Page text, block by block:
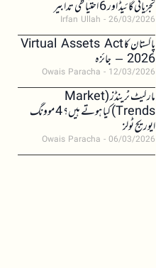
تجزیاتی گائیڈ اور 6 احتیاطی تدابیر
Irfan Ullah 26/03/2026
پاکستان کا Virtual Assets Act
2026 – جائزہ
Owais Paracha 12/03/2026
مارکیٹ ٹرینڈز (Market
Trends) کیا ہوتے ہیں؟ 4 موونگ
ایوریج ٹولز
Owais Paracha 06/03/2026